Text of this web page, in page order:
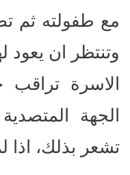
مع طفولته ثم
وتنتظر ان يعود
الاسرة تراقب
الجهة
تشعر بذلك، اذا